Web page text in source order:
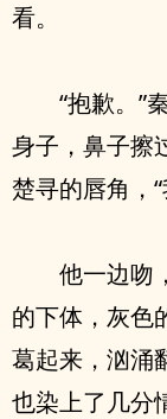
看。
“抱歉。”
身子，鼻子擦
楚寻的唇角，
他一边吻
的下体，灰色
葛起来，汹涌
也染上了几分